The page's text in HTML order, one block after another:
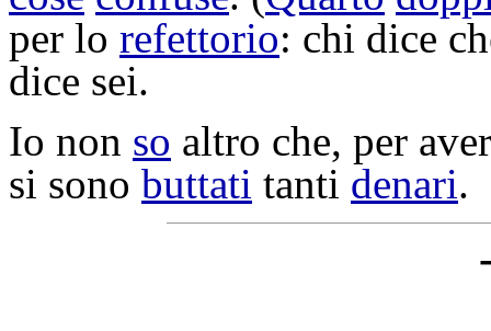
per lo refettorio: chi dice
dice sei.
Io non so altro che, per
si sono buttati tanti denari.